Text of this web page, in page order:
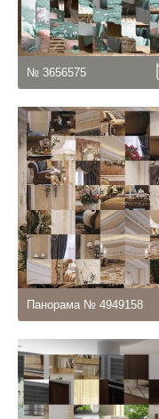
№ 3656575
5.0 60
Панорама № 4949158